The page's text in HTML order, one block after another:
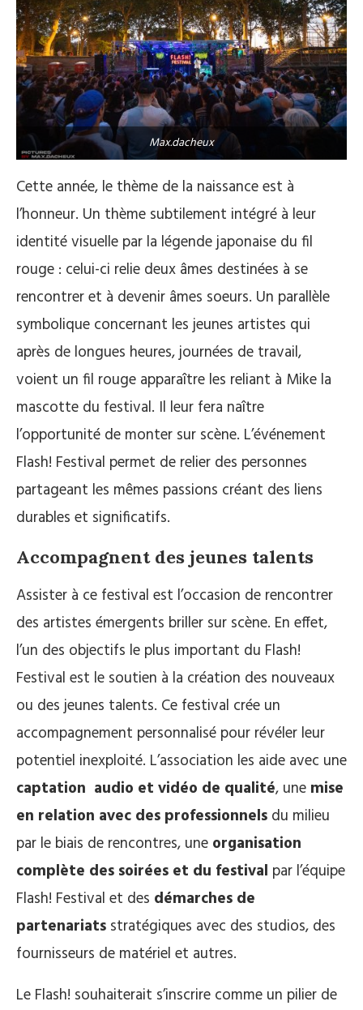
Max.dacheux
Cette année, le thème de la naissance est à
l’honneur. Un thème subtilement intégré à leur
identité visuelle par la légende japonaise du fil
rouge : celui-ci relie deux âmes destinées à se
rencontrer et à devenir âmes soeurs. Un parallèle
symbolique concernant les jeunes artistes qui
après de longues heures, journées de travail,
voient un fil rouge apparaître les reliant à Mike la
mascotte du festival. Il leur fera naître
l’opportunité de monter sur scène. L’événement
Flash! Festival permet de relier des personnes
partageant les mêmes passions créant des liens
durables et significatifs.
Accompagnent des jeunes talents
Assister à ce festival est l’occasion de rencontrer
des artistes émergents briller sur scène. En effet,
l’un des objectifs le plus important du Flash!
Festival est le soutien à la création des nouveaux
ou des jeunes talents. Ce festival crée un
accompagnement personnalisé pour révéler leur
potentiel inexploité. L’association les aide avec une
captation audio et vidéo de qualité, une mise
en relation avec des professionnels du milieu
par le biais de rencontres, une organisation
complète des soirées et du festival par l’équipe
Flash! Festival et des démarches de
partenariats stratégiques avec des studios, des
fournisseurs de matériel et autres.
Le Flash! souhaiterait s’inscrire comme un pilier de